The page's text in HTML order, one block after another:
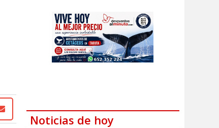
Noticias de hoy